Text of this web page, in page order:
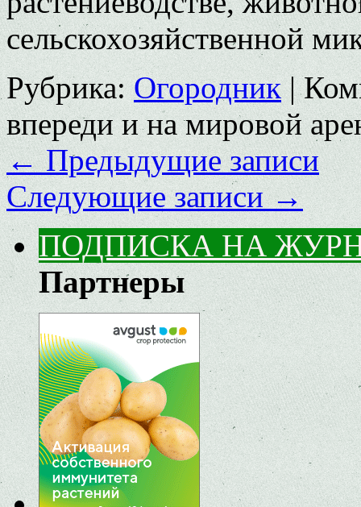
сельскохозяйственной
Рубрика: Огородник |
впереди и на мировой
←Предыдущие записи
Следующие записи→
ПОДПИСКА НА
Партнеры